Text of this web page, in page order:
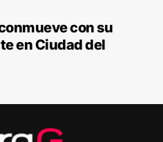
con su
en Ciudad del